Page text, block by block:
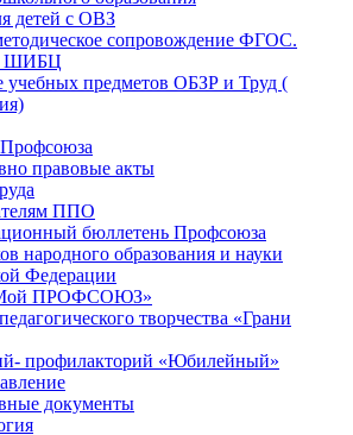
детей с ОВЗ
сопровождение ФГОС.
ШИБЦ
учебных предметов ОБЗР и Труд (
правовые акты
ППО
бюллетень Профсоюза
народного образования и науки
Федерации
ПРОФСОЮЗ»
творчества «Грани
профилакторий «Юбилейный»
документы